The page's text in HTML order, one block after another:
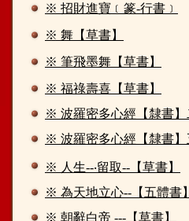
※ 招財進寶﹝篆-行書﹞
※ 舞【草書】
※ 筆飛墨舞【草書】
※ 福祿壽喜【草書】
※ 波羅密多心經【隸書】
※ 波羅密多心經【隸書】
※ 人生--‧留取--【草書】
※ 為天地立心--【五體書
※ 朝辭白帝 ---【草書】